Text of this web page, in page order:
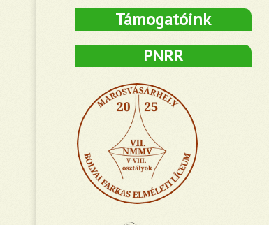
Támogatóink
PNRR